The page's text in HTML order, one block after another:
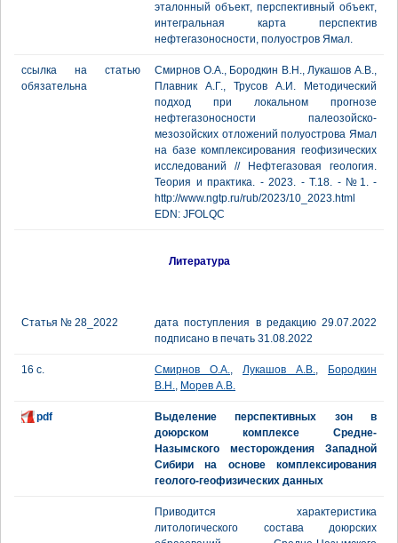
эталонный объект, перспективный объект,
интегральная карта перспектив
нефтегазоносности, полуостров Ямал.
ссылка на статью
обязательна
Смирнов О.А., Бородкин В.Н., Лукашов А.В.,
Плавник А.Г., Трусов А.И. Методический
подход при локальном прогнозе
нефтегазоносности палеозойско-
мезозойских отложений полуострова Ямал
на базе комплексирования геофизических
исследований // Нефтегазовая геология.
Теория и практика. - 2023. - Т.18. - №1. -
http://www.ngtp.ru/rub/2023/10_2023.html
EDN: JFOLQC
Литература
Статья № 28_2022
дата поступления в редакцию 29.07.2022
подписано в печать 31.08.2022
16 с. Смирнов О.А., Лукашов А.В.,
Бородкин
В.Н., Морев А.В.
pdf
Выделение перспективных зон в
доюрском комплексе Средне-
Назымского месторождения Западной
Сибири на основе комплексирования
геолого-геофизических данных
Приводится характеристика
литологического состава доюрских